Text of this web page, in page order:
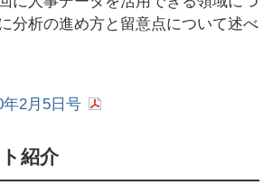
分析の進め方と留意点について述べ
2月5日号
紹介